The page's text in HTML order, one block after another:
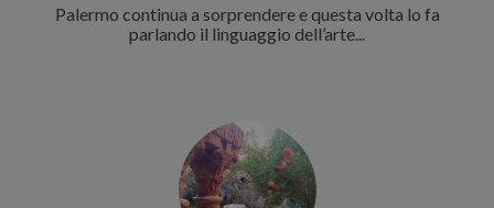
Palermo continua a sorprendere e questa volta lo fa
parlando il linguaggio dell’arte...